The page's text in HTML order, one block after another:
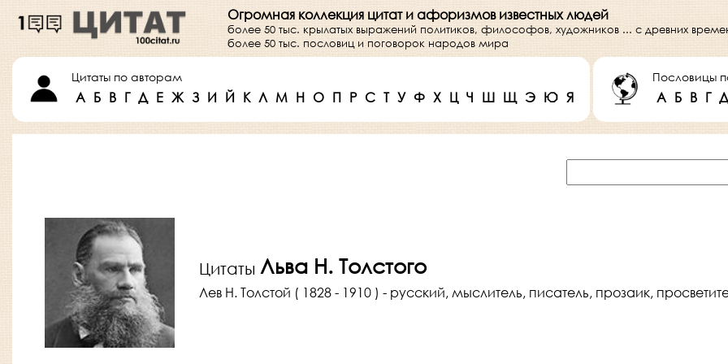
Огромная коллекция цитат и афоризмов известных людей
более 50 тыс. крылатых выражений политиков, философов, художников ... с древних
более 50 тыс. пословиц и поговорок народов мира
Цитаты по авторам
А Б В Г Д Е Ж З И Й К Л М Н О П Р С Т У Ф Х Ц Ч Ш Щ Э Ю Я
Пословицы
А Б В Г Д
Цитаты Льва Н. Толстого
Лев Н. Толстой ( 1828 - 1910 ) - русский, мыслитель, писатель, прозаик,